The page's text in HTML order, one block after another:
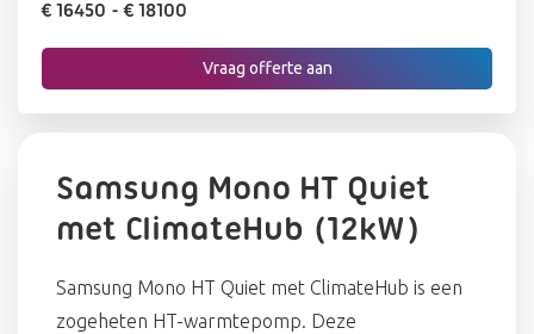
€ 16450 - € 18100
Vraag offerte aan
Samsung Mono HT Quiet
met ClimateHub (12kW)
Samsung Mono HT Quiet met ClimateHub is een
zogeheten HT-warmtepomp. Deze